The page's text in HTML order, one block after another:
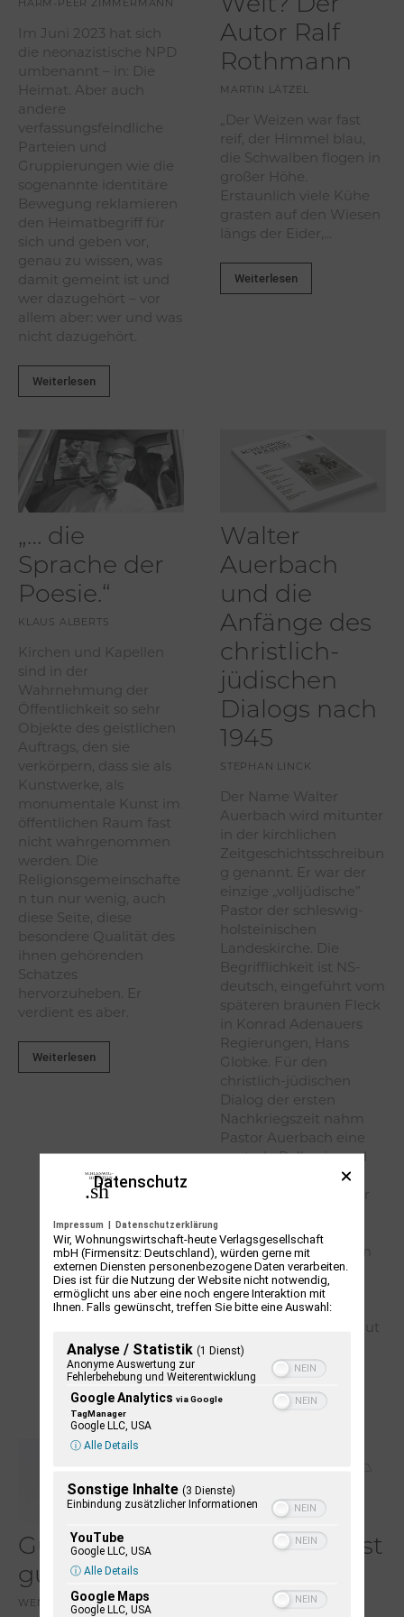
HARM-PEER ZIMMERMANN
Im Juni 2023 hat sich
die neonazistische NPD
umbenannt – in: Die
Heimat. Aber auch
andere
verfassungsfeindliche
Parteien und
Gruppierungen wie die
sogenannte identitäre
Bewegung reklamieren
den Heimatbegriff für
sich und geben vor,
genau zu wissen, was
damit gemeint ist und
wer dazugehört – vor
allem aber: wer und was
nicht dazugehört.
Weiterlesen
Welt? Der
Autor Ralf
Rothmann
MARTIN LÄTZEL
„Der Weizen war fast
reif, der Himmel blau,
die Schwalben flogen in
großer Höhe.
Erstaunlich viele Kühe
grasten auf den Wiesen
längs der Eider,...
Weiterlesen
„… die
Sprache der
Poesie.“
KLAUS ALBERTS
Kirchen und Kapellen
sind in der
Wahrnehmung der
Öffentlichkeit so sehr
Objekte des geistlichen
Auftrags, den sie
verkörpern, dass sie als
Kunstwerke, als
monumentale Kunst im
öffentlichen Raum fast
nicht wahrgenommen
werden. Die
Religionsgemeinschafte
n tun nur wenig, auch
diese Seite, diese
besondere Qualität des
ihnen gehörenden
Schatzes
hervorzuheben. Er
verdient es aber.
Weiterlesen
Walter
Auerbach
und die
Anfänge des
christlich-
jüdischen
Dialogs nach
1945
STEPHAN LINCK
Der Name Walter
Auerbach wird mitunter
in der kirchlichen
Zeitgeschichtsschreibun
g genannt. Er war der
einzige „volljüdische”
Pastor der schleswig-
holsteinischen
Landeskirche. Die
Begrifflichkeit ist NS-
deutsch, eingeführt vom
späteren braunen Fleck
in Konrad Adenauers
Regierungen, Hans
Globke. Für den
christlich-jüdischen
Dialog der ersten
Nachkriegszeit nahm
Pastor Auerbach eine
zentrale Rolle ein und
an seiner Person lässt
holsteinischen
Nachkriegskirche zum
Judentum und ihr
Umgang mit der
eigenen jüngsten
Vergangenheit sehr gut
veranschaulichen.
Weiterlesen
Gud as ei
gudenooch
WENDY VANSELOW
Nie wieder ist
MARTIN LÄTZEL
Datenschutz
Impressum | Datenschutzerklärung
Wir, Wohnungswirtschaft-heute Verlagsgesellschaft
mbH (Firmensitz: Deutschland), würden gerne mit
externen Diensten personenbezogene Daten verarbeiten.
Dies ist für die Nutzung der Website nicht notwendig,
ermöglicht uns aber eine noch engere Interaktion mit
Ihnen. Falls gewünscht, treffen Sie bitte eine Auswahl:
Analyse / Statistik (1 Dienst)
Anonyme Auswertung zur
Fehlerbehebung und Weiterentwicklung
Google Analytics via Google
TagManager
Google LLC, USA
ⓘ Alle Details
Sonstige Inhalte (3 Dienste)
Einbindung zusätzlicher Informationen
YouTube
Google LLC, USA
ⓘ Alle Details
Google Maps
Google LLC, USA